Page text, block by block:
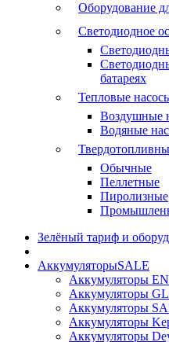
Оборудование
Светодиодное
батареях
Тепловые
Воздушные
Водяные
Обычные
Пеллетные
Пиролизные
Зелёный тариф и
АккумуляторыSALE
Аккумуляторы
Аккумуляторы
Аккумуляторы
Аккумуляторы
Аккумуляторы